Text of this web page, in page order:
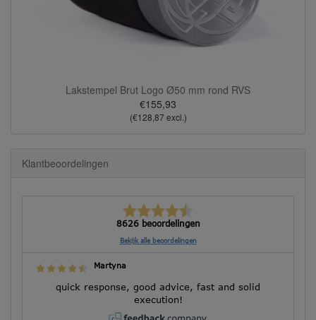
Lakstempel Brut Logo Ø50 mm rond RVS
€155,93
(€128,87 excl.)
Klantbeoordelingen
8626 beoordelingen
Bekijk alle beoordelingen
Martyna
quick response, good advice, fast and solid
execution!